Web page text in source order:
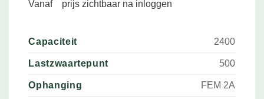
Vanaf prijs zichtbaar na inloggen
Capaciteit 2400
Lastzwaartepunt 500
Ophanging FEM 2A